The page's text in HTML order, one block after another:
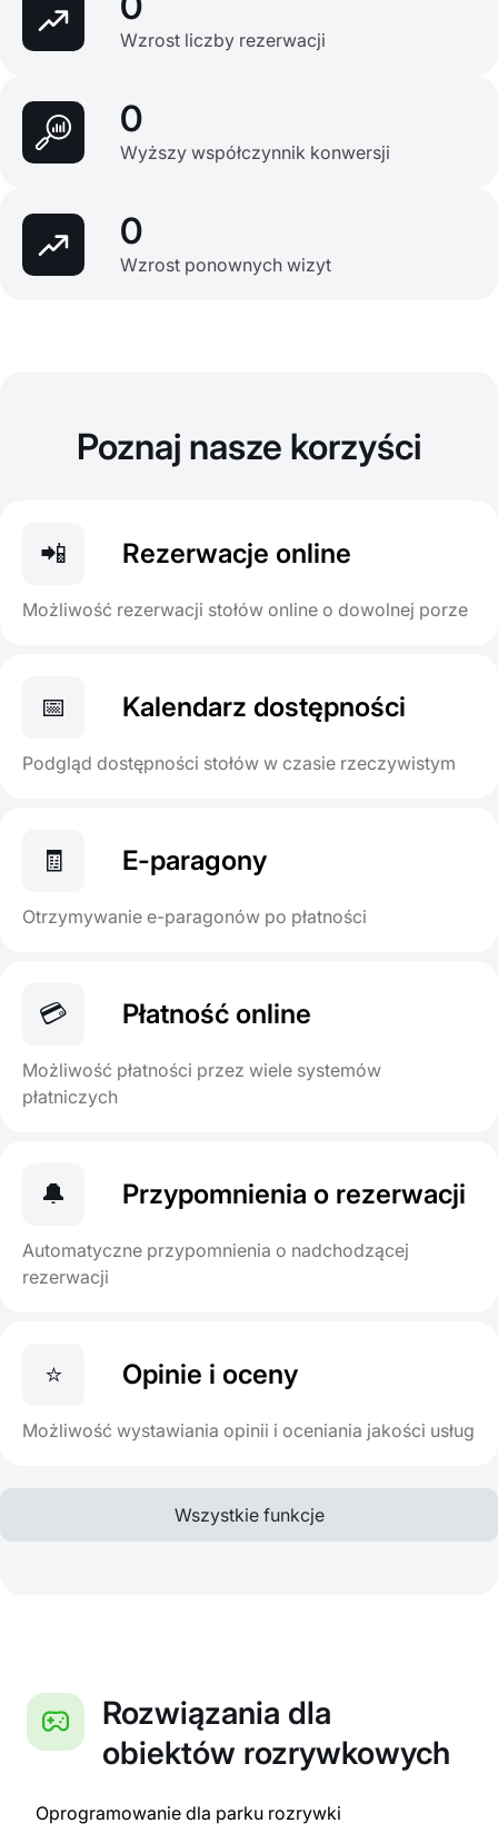
Wzrost liczby rezerwacji
0
Wyższy współczynnik konwersji
0
Wzrost ponownych wizyt
Poznaj nasze korzyści
📲 Rezerwacje online
Możliwość rezerwacji stołów online o dowolnej porze
📅 Kalendarz dostępności
Podgląd dostępności stołów w czasie rzeczywistym
🧾 E-paragony
Otrzymywanie e-paragonów po płatności
💳 Płatność online
Możliwość płatności przez wiele systemów
płatniczych
🔔 Przypomnienia o rezerwacji
Automatyczne przypomnienia o nadchodzącej
rezerwacji
⭐ Opinie i oceny
Możliwość wystawiania opinii i oceniania jakości usług
Wszystkie funkcje
Rozwiązania dla
obiektów rozrywkowych
Oprogramowanie dla parku rozrywki